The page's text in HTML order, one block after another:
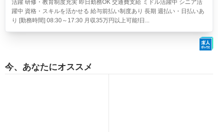
活躍 研修・教育制度充実 即日勤務OK 交通費支給 ミドル活躍中 シニア活
躍中 資格・スキルを活かせる 給与前払い制度あり 長期 週払い・日払いあ
り [勤務時間] 08:30～17:30 月収35万円以上可能!日...
今、あなたにオススメ